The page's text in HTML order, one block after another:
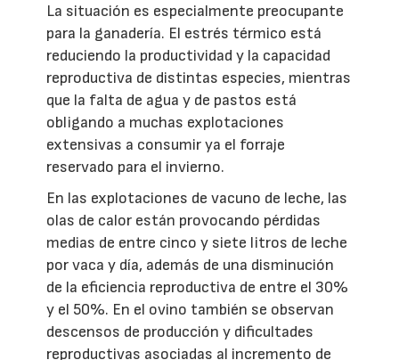
La situación es especialmente preocupante
para la ganadería. El estrés térmico está
reduciendo la productividad y la capacidad
reproductiva de distintas especies, mientras
que la falta de agua y de pastos está
obligando a muchas explotaciones
extensivas a consumir ya el forraje
reservado para el invierno.
En las explotaciones de vacuno de leche, las
olas de calor están provocando pérdidas
medias de entre cinco y siete litros de leche
por vaca y día, además de una disminución
de la eficiencia reproductiva de entre el 30%
y el 50%. En el ovino también se observan
descensos de producción y dificultades
reproductivas asociadas al incremento de